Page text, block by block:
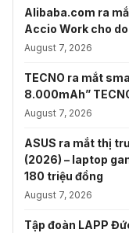
Alibaba.com ra
Accio Work cho
August 7, 2026
TECNO ra mắt
8.000mAh”
August 7, 2026
ASUS ra mắt thị
(2026) – laptop
180 triệu đồng
August 7, 2026
Tập đoàn LAPP